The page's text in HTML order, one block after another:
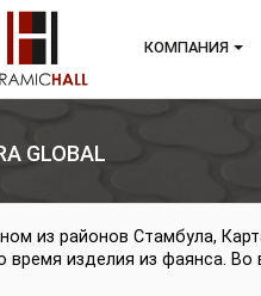
VITRA GLOBAL
в одном из районов
в то время изделия